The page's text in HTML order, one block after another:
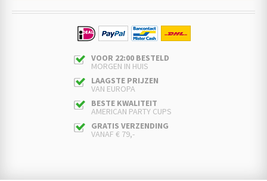
VOOR 22:00 BESTELD
MORGEN IN HUIS
LAAGSTE PRIJZEN
VAN EUROPA
BESTE KWALITEIT
AMERICAN PARTY CUPS
GRATIS VERZENDING
VANAF € 79,-